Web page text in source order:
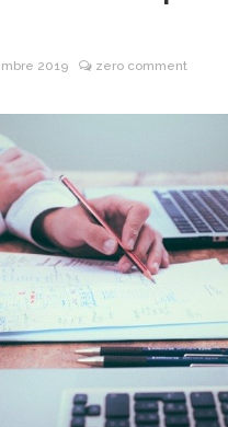
pour les
mars 2026
Pourquoi la
de mariage se porte-
à l’annulaire ?
mars 2026
Financière
: L’Alliance de la
industrielle et de
d’avenir
mars 2026
Les Bonnes
pour Rester
Sans Se Perdre
les Sources
2019 zero comment